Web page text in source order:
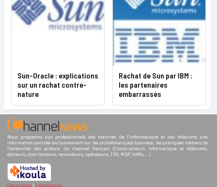
Sun-Oracle : explications
sur un rachat contre-
nature
Rachat de Sun par IBM :
les partenaires
embarrassés
Nous proposons aux professionnels des marchés de l'informatique et des télécoms une
information centrée exclusivement sur les problématiques business, les pratiques métiers de
l'ensemble des acteurs du channel français (Constructeurs informatique et télécoms,
éditeurs, distributeurs, revendeurs, opérateurs, ISV, MSP, VARs,...)
Cloud privé | Infogérance